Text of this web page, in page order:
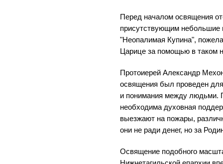
Перед началом освящения
присутствующим
"Неопалимая Купина",
Царице за помощью в таком
Протоиерей Александр
освящения был проведен
и понимания между людьми.
необходима духовная
выезжают на пожары,
они не ради денег, но за
Освящение подобного